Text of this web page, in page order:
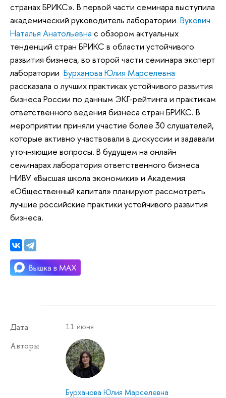
странах БРИКС». В первой части семинара выступила
академический руководитель лаборатории Вукович
Наталья Анатольевна с обзором актуальных
тенденций стран БРИКС в области устойчивого
развития бизнеса, во второй части семинара эксперт
лаборатории Бурханова Юлия Марселевна
рассказала о лучших практиках устойчивого развития
бизнеса России по данным ЭКГ-рейтинга и практикам
ответственного ведения бизнеса стран БРИКС. В
мероприятии приняли участие более 30 слушателей,
которые активно участвовали в дискуссии и задавали
уточняющие вопросы. В будущем на онлайн
семинарах лаборатория ответственного бизнеса
НИВУ «Высшая школа экономики» и Академия
«Общественный капитал» планируют рассмотреть
лучшие российские практики устойчивого развития
бизнеса.
Дата 11 июня
Авторы
Бурханова Юлия Марселевна